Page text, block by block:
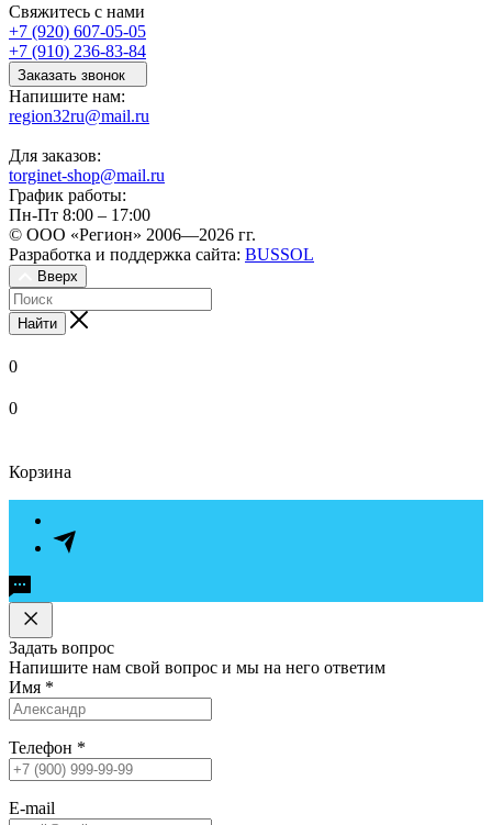
Свяжитесь с нами
+7 (920) 607-05-05
+7 (910) 236-83-84
Заказать звонок
Напишите нам:
region32ru@mail.ru
Для заказов:
torginet-shop@mail.ru
График работы:
Пн-Пт 8:00 – 17:00
© ООО «Регион» 2006—2026 гг.
Разработка и поддержка сайта: BUSSOL
Вверх
Найти
0
0
Корзина
Задать вопрос
Напишите нам свой вопрос и мы на него ответим
Имя *
Телефон *
E-mail